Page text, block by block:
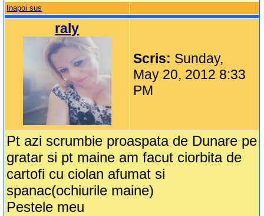
Inapoi sus
raly
Scris: Sunday,
May 20, 2012 8:33
PM
Pt azi scrumbie proaspata de Dunare pe
gratar si pt maine am facut ciorbita de
cartofi cu ciolan afumat si
spanac(ochiurile maine)
Pestele meu